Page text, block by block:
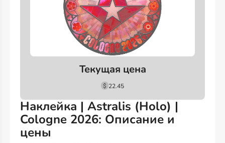
Текущая цена
22.45
Наклейка | Astralis (Holo) |
Cologne 2026: Описание и
цены